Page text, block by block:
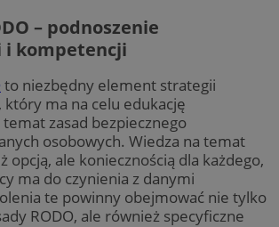
– podnoszenie
i kompetencji
to niezbędny element strategii
ma na celu edukację
zasad bezpiecznego
osobowych. Wiedza na temat
opcją, ale koniecznością dla każdego,
ma do czynienia z danymi
te powinny obejmować nie tylko
RODO, ale również specyficzne